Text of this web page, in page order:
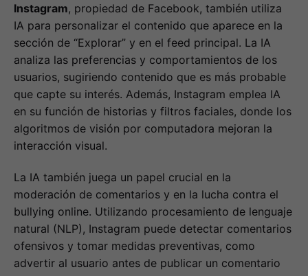
Instagram, propiedad de Facebook, también utiliza
IA para personalizar el contenido que aparece en la
sección de “Explorar” y en el feed principal. La IA
analiza las preferencias y comportamientos de los
usuarios, sugiriendo contenido que es más probable
que capte su interés. Además, Instagram emplea IA
en su función de historias y filtros faciales, donde los
algoritmos de visión por computadora mejoran la
interacción visual.
La IA también juega un papel crucial en la
moderación de comentarios y en la lucha contra el
bullying online. Utilizando procesamiento de lenguaje
natural (NLP), Instagram puede detectar comentarios
ofensivos y tomar medidas preventivas, como
advertir al usuario antes de publicar un comentario